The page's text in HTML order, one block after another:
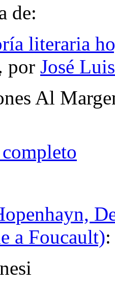
de:
literaria
por José
Al
a Foucault)